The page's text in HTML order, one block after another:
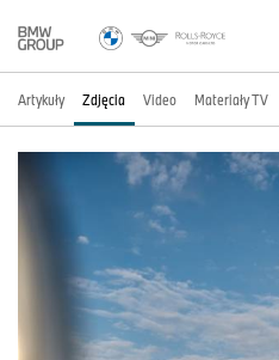
Artykuły Zdjęcia Video Materiały TV